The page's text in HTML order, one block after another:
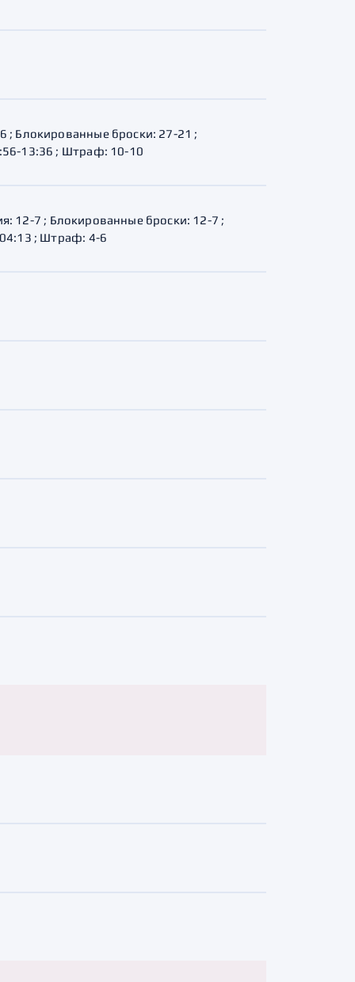
; Блокированные броски: 27-21 ;
13:36 ; Штраф: 10-10
12-7 ; Блокированные броски: 12-7 ;
; Штраф: 4-6